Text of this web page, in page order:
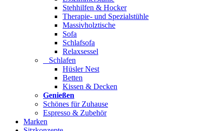
Stehhilfen & Hocker
Therapie- und Spezialstühle
Massivholztische
Sofa
Schlafsofa
Relaxsessel
Schlafen
Hüsler Nest
Betten
Kissen & Decken
Genießen
Schönes für Zuhause
Espresso & Zubehör
Marken